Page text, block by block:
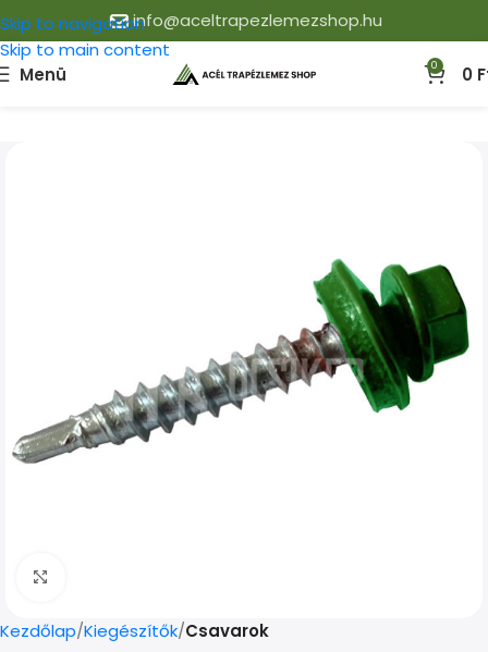
Skip to navigation
Skip to main content
info@aceltrapezlemezshop.hu
Menü 0 0
Kezdőlap Kiegészítők Csavarok